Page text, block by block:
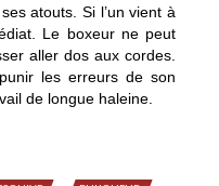
atouts. Si l’un vient à
Le boxeur ne peut
aller dos aux cordes.
les erreurs de son
de longue haleine.